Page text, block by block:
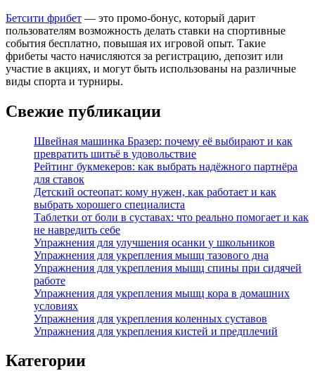
Бетсити фрибет — это промо-бонус, который дарит
пользователям возможность делать ставки на спортивные
события бесплатно, повышая их игровой опыт. Такие
фрибеты часто начисляются за регистрацию, депозит или
участие в акциях, и могут быть использованы на различные
виды спорта и турниры.
Свежие публикации
Швейная машинка Бразер: почему её выбирают и как
превратить шитьё в удовольствие
Рейтинг букмекеров: как выбрать надёжного партнёра
для ставок
Детский остеопат: кому нужен, как работает и как
выбрать хорошего специалиста
Таблетки от боли в суставах: что реально помогает и как
не навредить себе
Упражнения для улучшения осанки у школьников
Упражнения для укрепления мышц тазового дна
Упражнения для укрепления мышц спины при сидячей
работе
Упражнения для укрепления мышц кора в домашних
условиях
Упражнения для укрепления коленных суставов
Упражнения для укрепления кистей и предплечий
Категории